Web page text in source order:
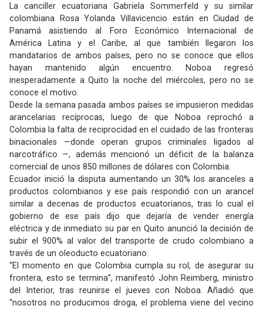
La canciller ecuatoriana Gabriela Sommerfeld y su similar
colombiana Rosa Yolanda Villavicencio están en Ciudad de
Panamá asistiendo al Foro Económico Internacional de
América Latina y el Caribe, al que también llegaron los
mandatarios de ambos países, pero no se conoce que ellos
hayan mantenido algún encuentro. Noboa regresó
inesperadamente a Quito la noche del miércoles, pero no se
conoce el motivo.
Desde la semana pasada ambos países se impusieron medidas
arancelarias recíprocas, luego de que Noboa reprochó a
Colombia la falta de reciprocidad en el cuidado de las fronteras
binacionales —donde operan grupos criminales ligados al
narcotráfico —, además mencionó un déficit de la balanza
comercial de unos 850 millones de dólares con Colombia.
Ecuador inició la disputa aumentando un 30% los aranceles a
productos colombianos y ese país respondió con un arancel
similar a decenas de productos ecuatorianos, tras lo cual el
gobierno de ese país dijo que dejaría de vender energía
eléctrica y de inmediato su par en Quito anunció la decisión de
subir el 900% al valor del transporte de crudo colombiano a
través de un oleoducto ecuatoriano.
“El momento en que Colombia cumpla su rol, de asegurar su
frontera, esto se termina”, manifestó John Reimberg, ministro
del Interior, tras reunirse el jueves con Noboa. Añadió que
“nosotros no producimos droga, el problema viene del vecino